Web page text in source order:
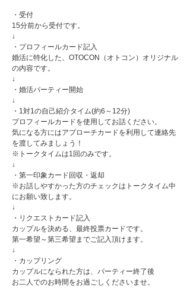
・受付
15分前から受付です。
↓
・プロフィールカード記入
婚活に特化した、OTOCON（オトコン）オリジナル
の内容です。
↓
・婚活パーティー開始
↓
・1対1の自己紹介タイム(約6～12分)
プロフィールカードを使用してお話ください。
気になる方にはアプローチカードを利用して連絡先
を渡してみましょう！
※トークタイムは1回のみです。
↓
・第一印象カード回収・返却
※お話しやすかった方のチェックはトークタイム中
にお願い致します。
↓
・リクエストカード記入
カップルを決める、最終投票カードです。
第一希望～第三希望までご記入頂けます。
↓
・カップリング
カップルになられた方は、パーティー終了後
お二人でのお時間をお過ごしくださいませ。